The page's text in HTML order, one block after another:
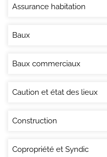
Assurance habitation
Baux
Baux commerciaux
Caution et état des lieux
Construction
Copropriété et Syndic